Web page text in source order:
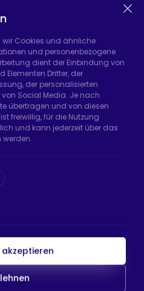
Sanayi Bölgesi,
Hadımköy, 34555
46
İstanbul
87
Zahlung
wir Cookies und ähnliche
und personenbezogene
dient der Einbindung von
Elementen Dritter, der
der personalisierten
Social Media. Je nach
übertragen und von diesen
freiwillig, für die Nutzung
und kann jederzeit über das
werden.